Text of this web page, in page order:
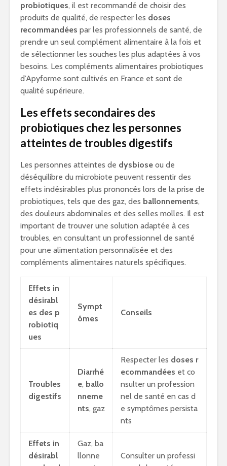
probiotiques, il est recommandé de choisir des
produits de qualité, de respecter les doses
recommandées par les professionnels de santé, de
prendre un seul complément alimentaire à la fois et
de sélectionner les souches les plus adaptées à vos
besoins. Les compléments alimentaires probiotiques
d’Apyforme sont cultivés en France et sont de
qualité supérieure.
Les effets secondaires des
probiotiques chez les personnes
atteintes de troubles digestifs
Les personnes atteintes de dysbiose ou de
déséquilibre du microbiote peuvent ressentir des
effets indésirables plus prononcés lors de la prise de
probiotiques, tels que des gaz, des ballonnements,
des douleurs abdominales et des selles molles. Il est
important de trouver une solution adaptée à ces
troubles, en consultant un professionnel de santé
pour une alimentation personnalisée et des
compléments alimentaires naturels spécifiques.
Effets in
désirabl
es des p
robiotiq
ues
Sympt
ômes
Conseils
Troubles
digestifs
Diarrhé
e, ballo
nneme
nts, gaz
Respecter les doses r
ecommandées et co
nsulter un profession
nel de santé en cas d
e symptômes persista
nts
Effets in
désirabl
Gaz, ba
llonne
Consulter un professi